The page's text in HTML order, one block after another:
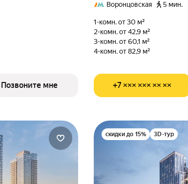
Позвоните мне
Воронцовская
5 мин.
1-комн. от 30 м²
2-комн. от 42,9 м²
3-комн. от 60,1 м²
4-комн. от 82,9 м²
+7 ××× ××× ×× ××
скидки до 15% 3D-тур